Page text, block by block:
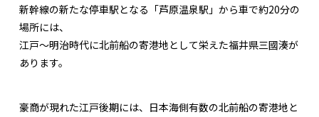
新幹線の新たな停車駅となる「芦原温泉駅」から車で約20分の
場所には、
江戸～明治時代に北前船の寄港地として栄えた福井県三國湊が
あります。
豪商が現れた江戸後期には、日本海側有数の北前船の寄港地と